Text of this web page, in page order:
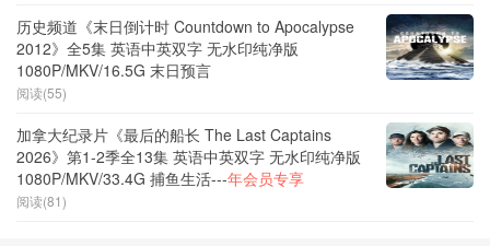
历史频道《末日倒计时 Countdown to Apocalypse
2012》全5集 英语中英双字 无水印纯净版
1080P/MKV/16.5G 末日预言
阅读(55)
加拿大纪录片《最后的船长 The Last Captains
2026》第1-2季全13集 英语中英双字 无水印纯净版
1080P/MKV/33.4G 捕鱼生活---年会员专享
阅读(81)